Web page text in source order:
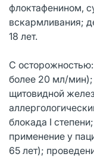
флоктафенином,
вскармливания;
18 лет.
С
более 20 мл/мин);
щитовидной
блокада I
применение у
65 лет);